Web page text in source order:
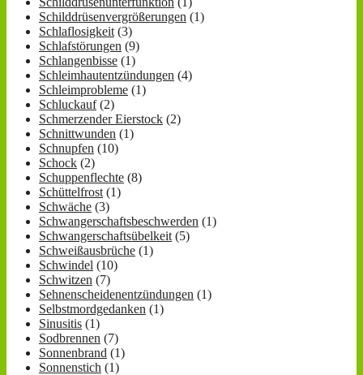
Schilddrüsenvergrößerungen (1)
Schlaflosigkeit(3)
Schlafstörungen (9)
Schlangenbisse (1)
Schleimhautentzündungen (4)
Schleimprobleme (1)
Schluckauf(2)
Schmerzender Eierstock (2)
Schnittwunden (1)
Schnupfen (10)
Schock (2)
Schuppenflechte (8)
Schüttelfrost(1)
Schwäche (3)
Schwangerschaftsbeschwerden (1)
Schwangerschaftsübelkeit(5)
Schweißausbrüche (1)
Schwindel (10)
Schwitzen (7)
Sehnenscheidenentzündungen (1)
Selbstmordgedanken (1)
Sinusitis (1)
Sodbrennen (7)
Sonnenbrand (1)
Sonnenstich (1)